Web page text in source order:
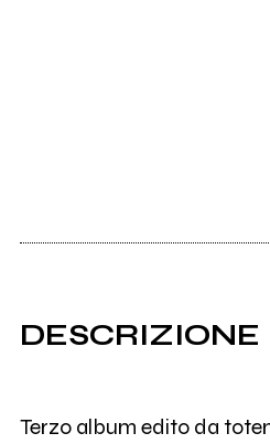
DESCRIZIONE
Terzo album edito da